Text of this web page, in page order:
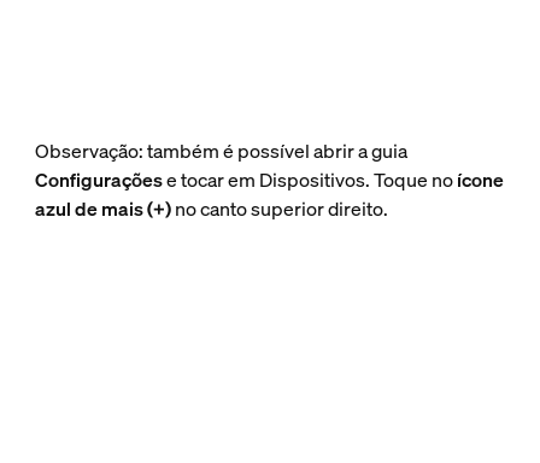
Observação: também é possível abrir a guia
Configuraçõese tocar em Dispositivos. Toque noícone
azul de mais (+)no canto superior direito.